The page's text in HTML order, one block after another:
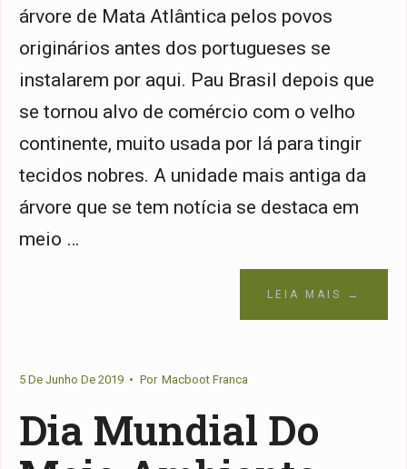
árvore de Mata Atlântica pelos povos
originários antes dos portugueses se
instalarem por aqui. Pau Brasil depois que
se tornou alvo de comércio com o velho
continente, muito usada por lá para tingir
tecidos nobres. A unidade mais antiga da
árvore que se tem notícia se destaca em
meio …
LEIA MAIS →
5 De Junho De 2019 • Por Macboot Franca
Dia Mundial Do